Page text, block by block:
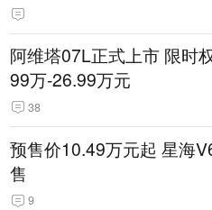
阿维塔07L正式上市 限时
99万-26.99万元
38
预售价10.49万元起 星海
售
9